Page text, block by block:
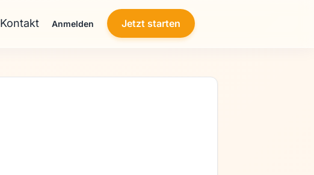
Kontakt Anmelden Jetzt starten